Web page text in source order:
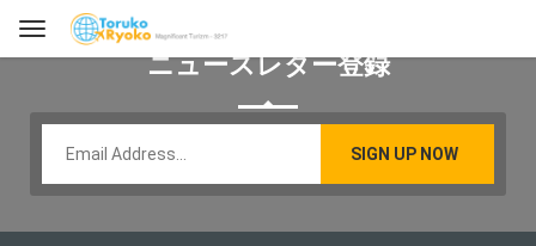
ニュースレター登録